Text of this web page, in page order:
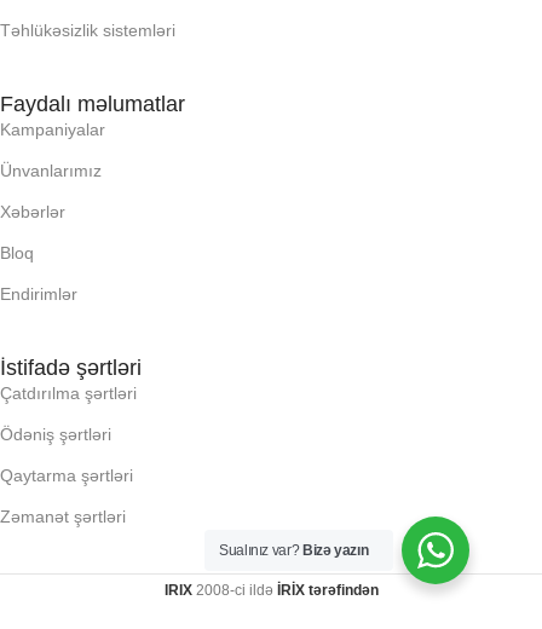
RAM
RNG
UZUNLUU,
KI, Q:
KLI
LLR (E X H X D), MM: LLR (E X H X D), MM:
Təhlükəsizlik sistemləri
Faydalı məlumatlar
Kampaniyalar
Ünvanlarımız
Xəbərlər
Bloq
Endirimlər
İstifadə şərtləri
Çatdırılma şərtləri
Ödəniş şərtləri
Qaytarma şərtləri
Zəmanət şərtləri
IRIX 2008-ci ildə İRİX tərəfindən
Sualınız var? Bizə yazın